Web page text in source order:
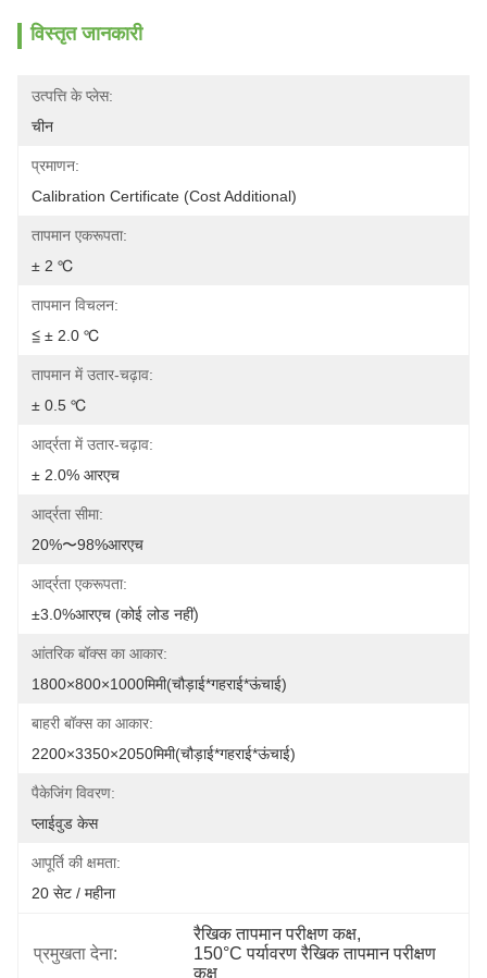
विस्तृत जानकारी
उत्पत्ति के प्लेस:
चीन
प्रमाणन:
Calibration Certificate (Cost Additional)
तापमान एकरूपता:
± 2 ℃
तापमान विचलन:
≦ ± 2.0 ℃
तापमान में उतार-चढ़ाव:
± 0.5 ℃
आर्द्रता में उतार-चढ़ाव:
± 2.0% आरएच
आर्द्रता सीमा:
20%〜98%आरएच
आर्द्रता एकरूपता:
±3.0%आरएच (कोई लोड नहीं)
आंतरिक बॉक्स का आकार:
1800×800×1000मिमी(चौड़ाई*गहराई*ऊंचाई)
बाहरी बॉक्स का आकार:
2200×3350×2050मिमी(चौड़ाई*गहराई*ऊंचाई)
पैकेजिंग विवरण:
प्लाईवुड केस
आपूर्ति की क्षमता:
20 सेट / महीना
प्रमुखता देना:
रैखिक तापमान परीक्षण कक्ष,
150°C पर्यावरण रैखिक तापमान परीक्षण
कक्ष